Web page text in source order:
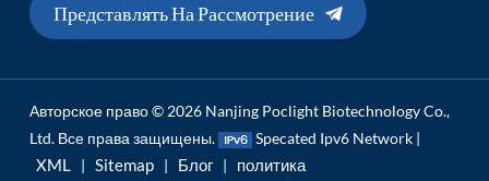
Представлять На Рассмотрение
Авторское право © 2026 Nanjing Poclight Biotechnology Co.,
Ltd. Все права защищены.
Specated Ipv6 Network |
XML | Sitemap | Блог | политика